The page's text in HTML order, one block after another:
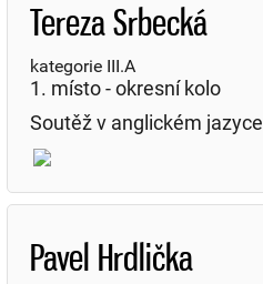
Tereza Srbecká
kategorie III.A
1. místo - okresní kolo
Soutěž v anglickém jazyce
Pavel Hrdlička